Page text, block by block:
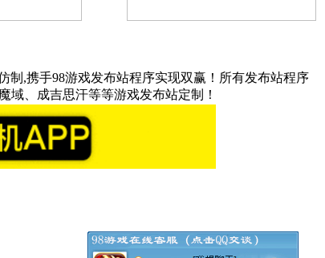
制,携手98游戏发布站程序实现双赢！所有发布站程序
、成吉思汗等等游戏发布站定制！